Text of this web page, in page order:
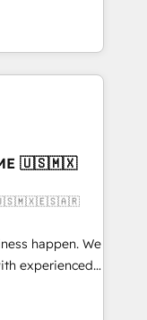
to
fuel their
improve
RevOps &
your
🇺🇸🇲🇽
🇺🇸🇲🇽🇪🇸🇦🇷
happen. We
experienced,
HubSpot
Hub,